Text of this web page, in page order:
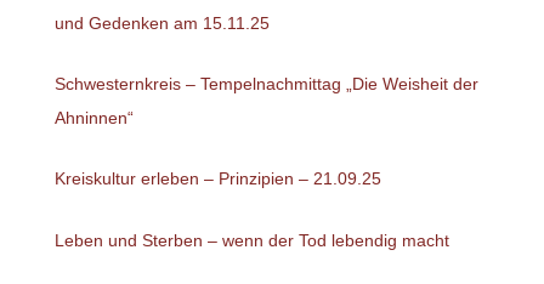
und Gedenken am 15.11.25
Schwesternkreis – Tempelnachmittag „Die Weisheit der
Ahninnen“
Kreiskultur erleben – Prinzipien – 21.09.25
Leben und Sterben – wenn der Tod lebendig macht